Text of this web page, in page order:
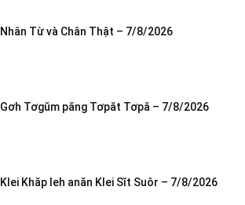
Nhân Từ và Chân Thật – 7/8/2026
Gơh Tơgŭm păng Tơpăt Tơpă – 7/8/2026
Klei Khăp leh anăn Klei Sĭt Suôr – 7/8/2026